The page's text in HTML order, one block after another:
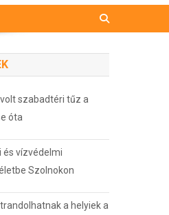
szabadtéri tűz a
óta
és vízvédelmi
Szolnokon
a helyiek a